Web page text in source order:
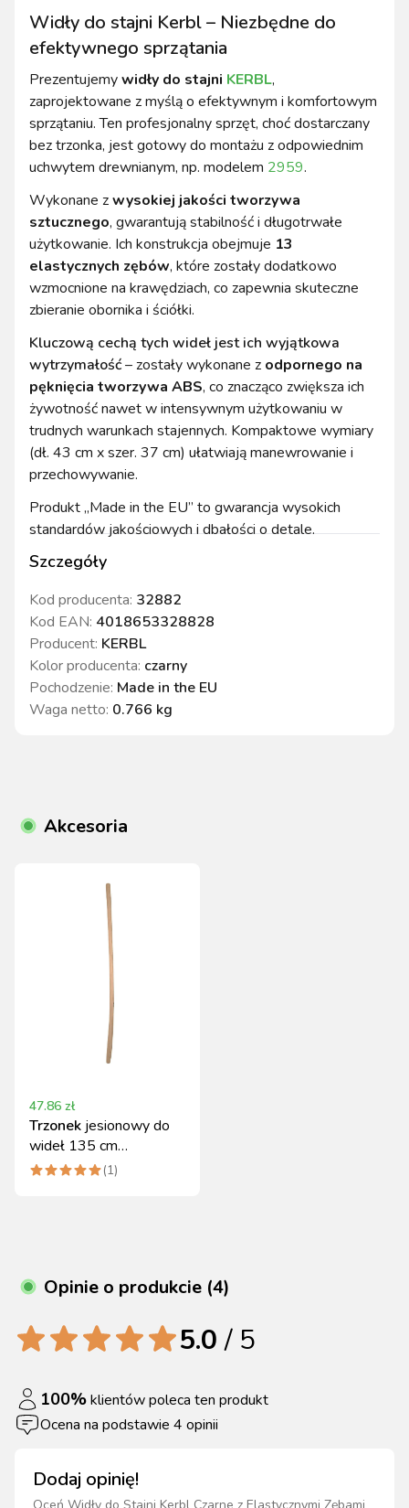
Szczegóły
Kod producenta: 32882
Kod EAN: 4018653328828
Producent: KERBL
Kolor producenta: czarny
Pochodzenie: Made in the EU
Waga netto: 0.766 kg
Widły do stajni Kerbl – Niezbędne do
efektywnego sprzątania
Prezentujemywidły do stajni KERBL,
zaprojektowane z myślą o efektywnym i komfortowym
sprzątaniu. Ten profesjonalny sprzęt, choć dostarczany
bez trzonka, jest gotowy do montażu z odpowiednim
uchwytem drewnianym, np. modelem 2959.
Wykonane zwysokiej jakości tworzywa
sztucznego, gwarantują stabilność i długotrwałe
użytkowanie. Ich konstrukcja obejmuje 13
elastycznych zębów, które zostały dodatkowo
wzmocnione na krawędziach, co zapewnia skuteczne
zbieranie obornika i ściółki.
Kluczową cechą tych wideł jest ich wyjątkowa
wytrzymałość– zostały wykonane z odpornego na
pęknięcia tworzywa ABS, co znacząco zwiększa ich
żywotność nawet w intensywnym użytkowaniu w
trudnych warunkach stajennych. Kompaktowe wymiary
(dł. 43 cm x szer. 37 cm) ułatwiają manewrowanie i
przechowywanie.
Produkt „Made in the EU” to gwarancja wysokich
standardów jakościowych i dbałości o detale.
Akcesoria
47.86 zł
Trzonek jesionowy do
wideł 135 cm
profilowany Kerbl
(1)
Opinie o produkcie (4)
Dodaj opinię!
5.0/ 5
100%klientów poleca ten produkt
Ocena na podstawie 4 opinii